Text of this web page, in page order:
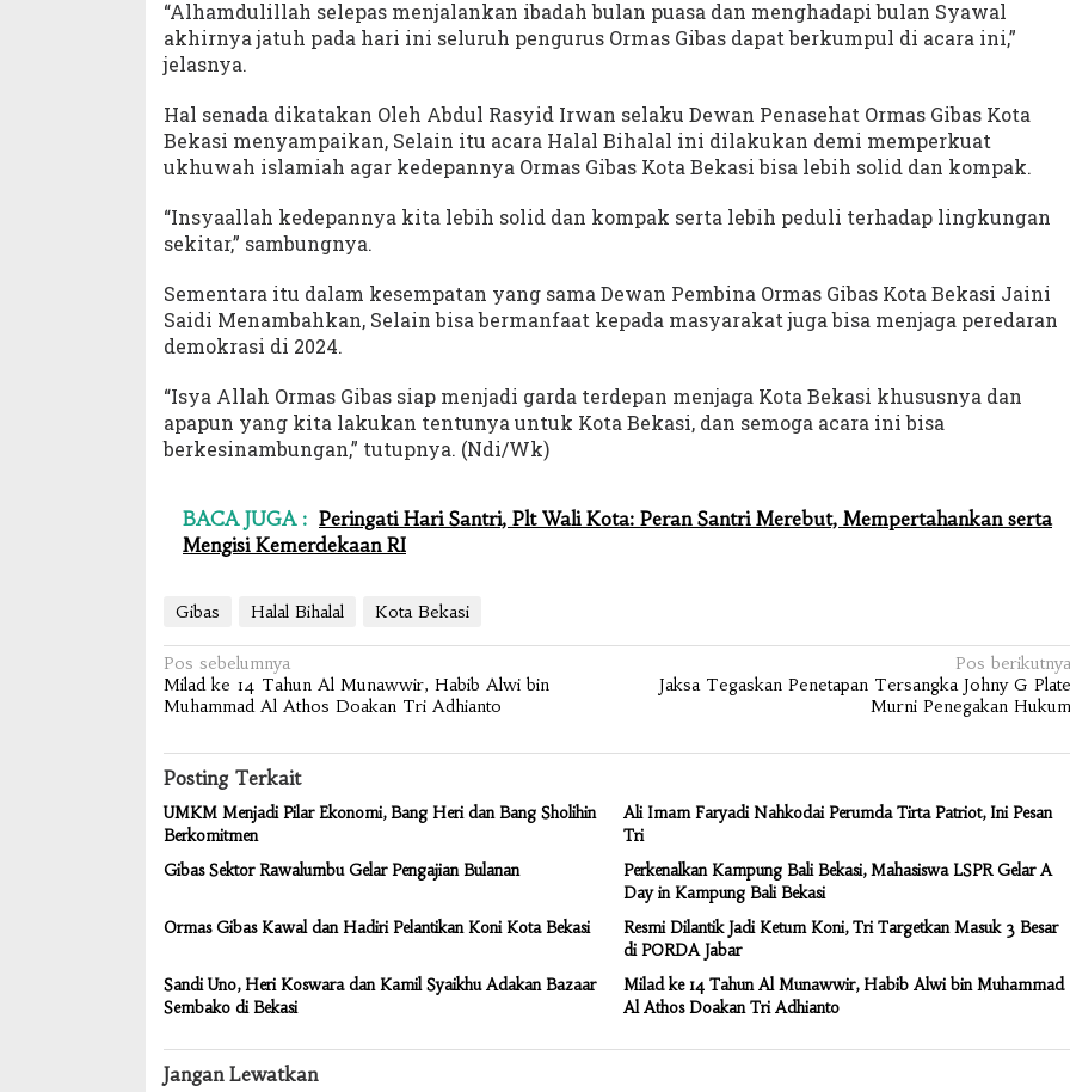
“Alhamdulillah selepas menjalankan ibadah bulan puasa dan menghadapi bulan Syawal
akhirnya jatuh pada hari ini seluruh pengurus Ormas Gibas dapat berkumpul di acara ini,”
jelasnya.
Hal senada dikatakan Oleh Abdul Rasyid Irwan selaku Dewan Penasehat Ormas Gibas Kota
Bekasi menyampaikan, Selain itu acara Halal Bihalal ini dilakukan demi memperkuat
ukhuwah islamiah agar kedepannya Ormas Gibas Kota Bekasi bisa lebih solid dan kompak.
“Insyaallah kedepannya kita lebih solid dan kompak serta lebih peduli terhadap lingkungan
sekitar,” sambungnya.
Sementara itu dalam kesempatan yang sama Dewan Pembina Ormas Gibas Kota Bekasi Jaini
Saidi Menambahkan, Selain bisa bermanfaat kepada masyarakat juga bisa menjaga peredaran
demokrasi di 2024.
“Isya Allah Ormas Gibas siap menjadi garda terdepan menjaga Kota Bekasi khususnya dan
apapun yang kita lakukan tentunya untuk Kota Bekasi, dan semoga acara ini bisa
berkesinambungan,” tutupnya. (Ndi/Wk)
BACA JUGA : Peringati Hari Santri, Plt Wali Kota: Peran Santri Merebut, Mempertahankan serta
Mengisi Kemerdekaan RI
Gibas Halal Bihalal Kota Bekasi
Navigasi
pos
Pos sebelumnya
Milad ke 14 Tahun Al Munawwir, Habib Alwi bin
Muhammad Al Athos Doakan Tri Adhianto
Pos berikutnya
Jaksa Tegaskan Penetapan Tersangka Johny G Plate
Murni Penegakan Hukum
Posting Terkait
UMKM Menjadi Pilar Ekonomi, Bang Heri dan Bang Sholihin
Berkomitmen
Ali Imam Faryadi Nahkodai Perumda Tirta Patriot, Ini Pesan
Tri
Gibas Sektor Rawalumbu Gelar Pengajian Bulanan
Perkenalkan Kampung Bali Bekasi, Mahasiswa LSPR Gelar A
Day in Kampung Bali Bekasi
Ormas Gibas Kawal dan Hadiri Pelantikan Koni Kota Bekasi
Resmi Dilantik Jadi Ketum Koni, Tri Targetkan Masuk 3 Besar
di PORDA Jabar
Sandi Uno, Heri Koswara dan Kamil Syaikhu Adakan Bazaar
Sembako di Bekasi
Milad ke 14 Tahun Al Munawwir, Habib Alwi bin Muhammad
Al Athos Doakan Tri Adhianto
Jangan Lewatkan